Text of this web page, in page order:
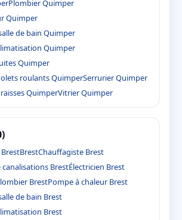
Plombier Quimper
Quimper
de bain Quimper
Quimper
Quimper
roulants QuimperSerrurier Quimper
QuimperVitrier Quimper
BrestChauffagiste Brest
BrestÉlectricien Brest
BrestPompe à chaleur Brest
de bain Brest
Brest